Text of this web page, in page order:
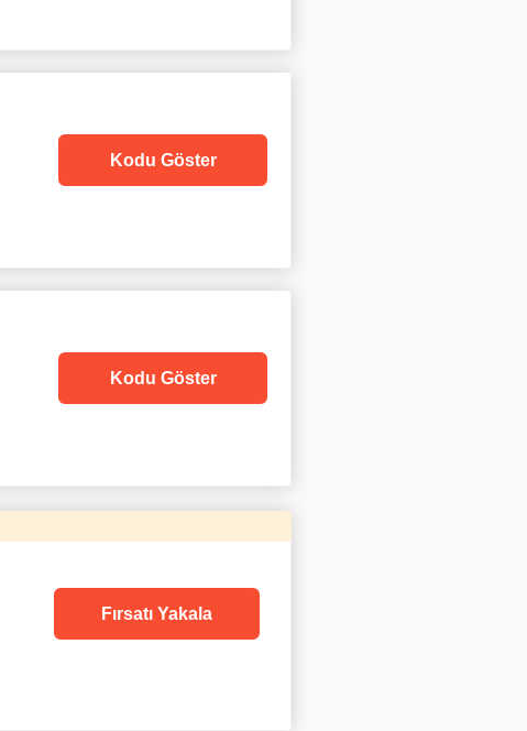
Kodu Göster
Kodu Göster
Fırsatı Yakala